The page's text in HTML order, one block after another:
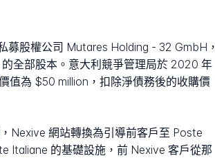
股權公司 Mutares Holding - 32 GmbH，
全部股本。意大利競爭管理局於 2020 年
值為 $50 million，扣除淨債務後的收購價
Nexive 網站轉換為引導前客戶至 Poste
Italiane 的基礎設施，前 Nexive 客戶從那